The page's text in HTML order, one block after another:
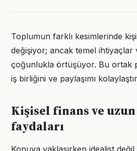
Toplumun farklı kesimlerinde
değişiyor; ancak temel ihtiyaçlar
çoğunlukla örtüşüyor. Bu ortak
iş birliğini ve paylaşımı
Kişisel finans ve
faydaları
Konuya yaklaşırken idealist